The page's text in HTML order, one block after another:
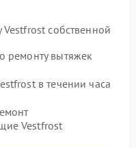
собственной
ремонту вытяжек
в течении часа
Vestfrost